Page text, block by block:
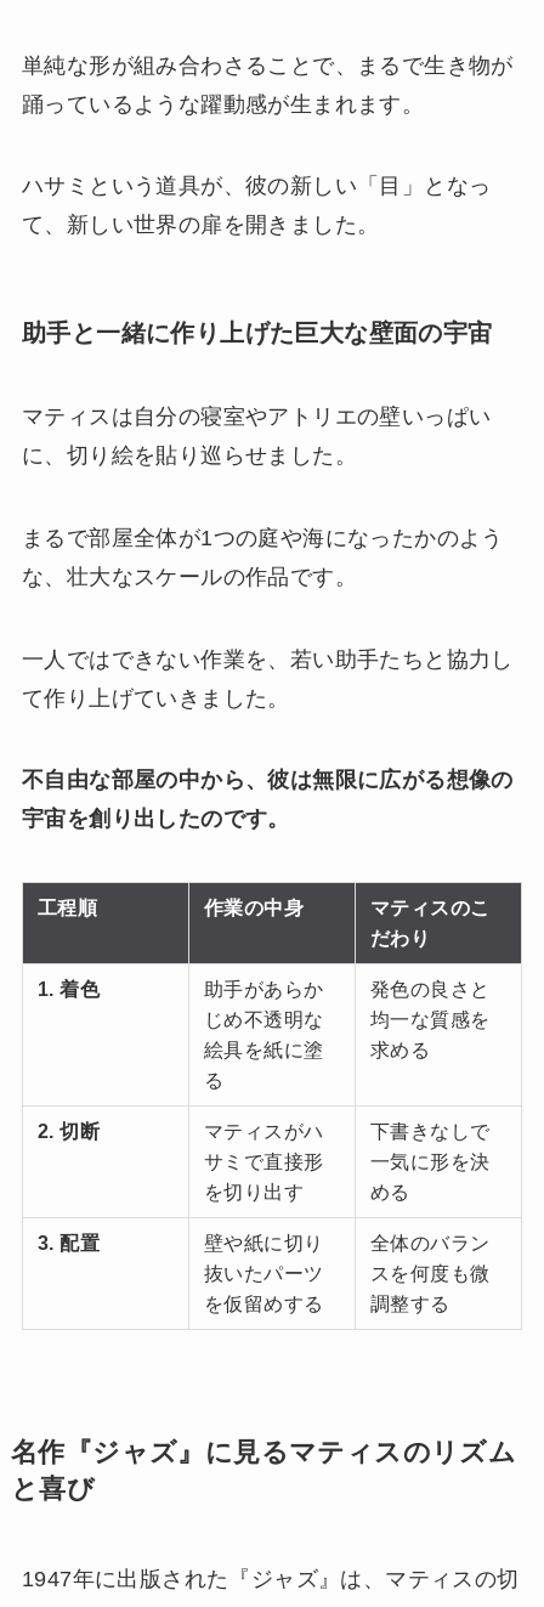
単純な形が組み合わさることで、まるで生き物が
踊っているような躍動感が生まれます。
ハサミという道具が、彼の新しい「目」となっ
て、新しい世界の扉を開きました。
助手と一緒に作り上げた巨大な壁面の宇宙
マティスは自分の寝室やアトリエの壁いっぱい
に、切り絵を貼り巡らせました。
まるで部屋全体が1つの庭や海になったかのよう
な、壮大なスケールの作品です。
一人ではできない作業を、若い助手たちと協力し
て作り上げていきました。
不自由な部屋の中から、彼は無限に広がる想像の
宇宙を創り出したのです。
工程順 作業の中身
マティスのこ
だわり
1. 着色
助手があらか
じめ不透明な
絵具を紙に塗
る
発色の良さと
均一な質感を
求める
2. 切断
マティスがハ
サミで直接形
を切り出す
下書きなしで
一気に形を決
める
3. 配置
壁や紙に切り
抜いたパーツ
を仮留めする
全体のバラン
スを何度も微
調整する
名作『ジャズ』に見るマティスのリズム
と喜び
1947年に出版された『ジャズ』は、マティスの切